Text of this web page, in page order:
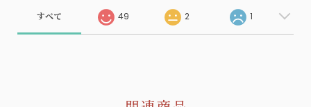
すべて 49 2 1